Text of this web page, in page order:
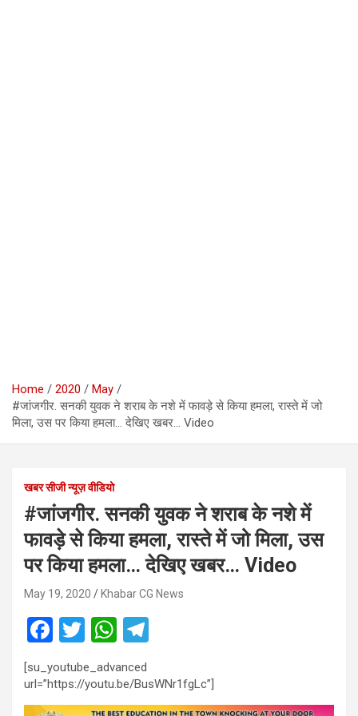
Home 2020
May
#जांजगीर. सनकी युवक ने शराब के नशे में फावड़े से किया हमला, रास्ते में जो
मिला, उस पर किया हमला… देखिए खबर… Video
खबर सीजी न्यूज़ वीडियो
#जांजगीर. सनकी युवक ने शराब के नशे में
फावड़े से किया हमला, रास्ते में जो मिला, उस
पर किया हमला… देखिए खबर… Video
May 19, 2020 Khabar CG News
F
ce
b
T
wi
tt
er
W
at
s
e
gr
[su_youtube_advanced
url=”https://youtu.be/BusWNr1fgLc”]